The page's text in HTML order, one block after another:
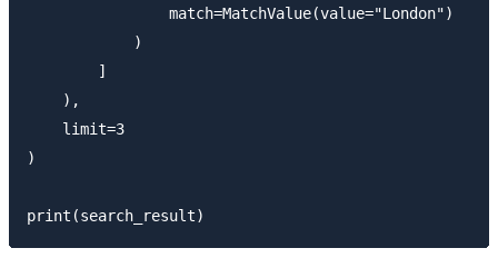
                match=MatchValue(value="London")
            )
        ]
    ),
    limit=3
)